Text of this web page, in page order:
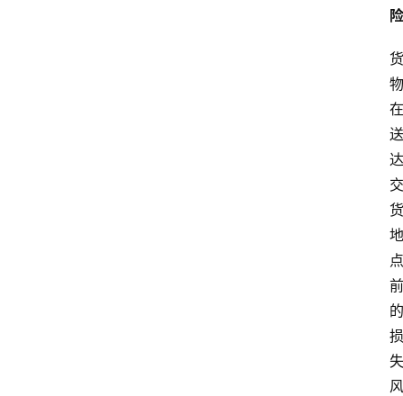
险
货
物
在
送
达
交
货
地
点
前
的
损
失
风